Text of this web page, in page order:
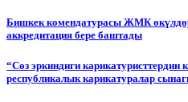
Бишкек комендатурасы ЖМК
аккредитация бере баштады
“Сөз эркиндиги
республикалык карикатуралар